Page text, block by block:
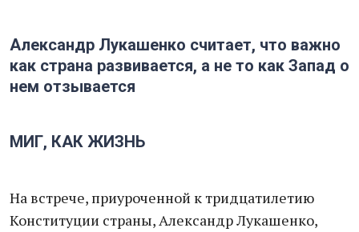
Александр Лукашенко считает, что важно
как страна развивается, а не то как Запад о
нем отзывается
МИГ, КАК ЖИЗНЬ
На встрече, приуроченной к тридцатилетию
Конституции страны, Александр Лукашенко,